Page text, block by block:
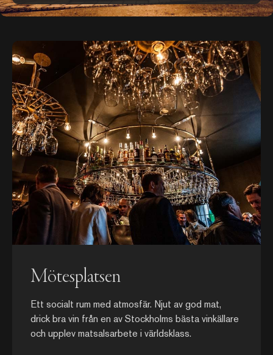
Mötesplatsen
Ett socialt rum med atmosfär. Njut av god mat,
drick bra vin från en av Stockholms bästa vinkällare
och upplev matsalsarbete i världsklass.